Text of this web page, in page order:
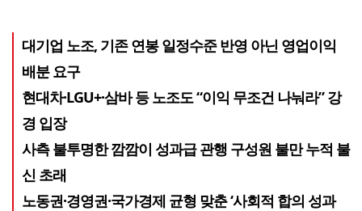
대기업 노조, 기존 연봉 일정수준 반영 아닌 영업이익
배분 요구
현대차·LGU+·삼바 등 노조도 “이익 무조건 나눠라” 강
경 입장
사측 불투명한 깜깜이 성과급 관행 구성원 불만 누적 불
신 초래
노동권·경영권·국가경제 균형 맞춘 ‘사회적 합의 성과